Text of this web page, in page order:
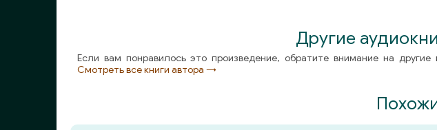
018
Другие
Если вам понравилось это произведение, обратите внимание на
Смотреть все книги автора →